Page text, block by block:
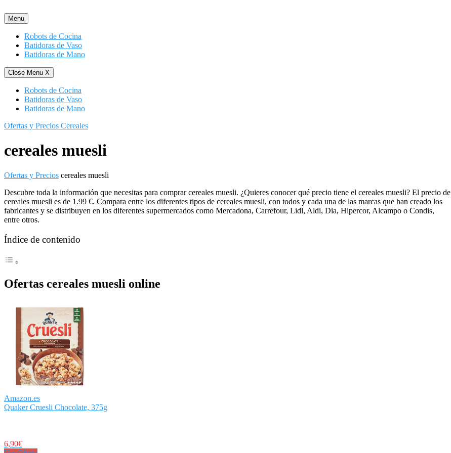
al
contenido
Menu
Robots de Cocina
Batidoras de Vaso
Batidoras de Mano
Close Menu X
Robots de Cocina
Batidoras de Vaso
Batidoras de Mano
Ofertas y Precios Cereales
cereales muesli
Ofertas y Precios cereales muesli
Descubre toda la información que necesitas para comprar cereales muesli. ¿Quieres conocer qué precio tiene el cereales muesli? El precio de
cereales muesli es de 1.99 €. Compara entre los diferentes tipos de cereales muesli, con todos y cada una de las marcas que han creado los
fabricantes y se distribuyen en los diferentes supermercados como Mercadona, Carrefour, Lidl, Aldi, Dia, Hipercor, Alcampo o Condis,
entre otros.
Índice de contenido
Ofertas cereales muesli online
Amazon.es
Quaker Cruesli Chocolate, 375g
6,90€